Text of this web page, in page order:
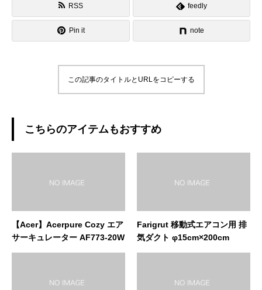
RSS feedly
Pin it note
この記事のタイトルとURLをコピーする
こちらのアイテムもおすすめ
【Acer】Acerpure Cozy エア
サーキュレーター AF773-20W
Farigrut 移動式エアコン用 排
気ダクト φ15cm×200cm